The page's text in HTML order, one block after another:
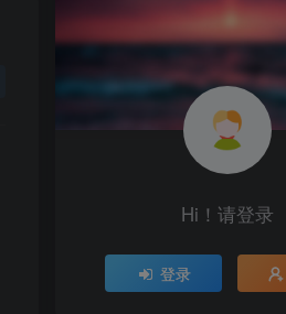
Hi！请登录
登录